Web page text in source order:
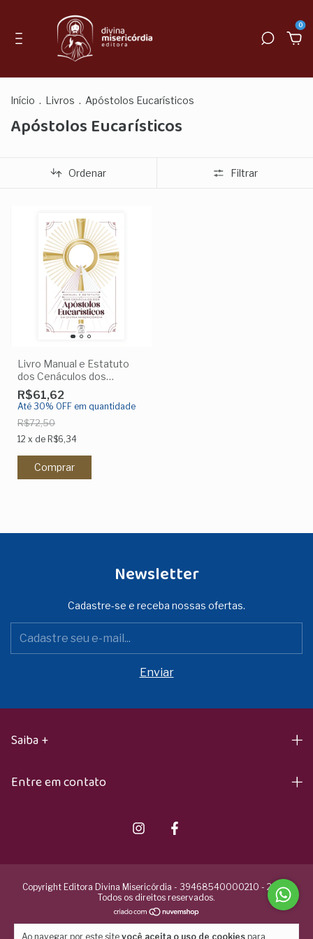
0
Ao navegar por este site você aceita o uso de cookies para
Início . Livros . Apóstolos Eucarísticos
Apóstolos Eucarísticos
Ordenar Filtrar
Livro Manual e Estatuto
dos Cenáculos dos
Apóstolos Eucarísticos da
Divina Misericórdia
R$61,62
Até 30% OFF em quantidade
R$72,50
12 x de R$6,34
Newsletter
Cadastre-se e receba nossas ofertas.
Saiba +
Entre em contato
Copyright Editora Divina Misericórdia - 39468540000210 - 2026.
Todos os direitos reservados.